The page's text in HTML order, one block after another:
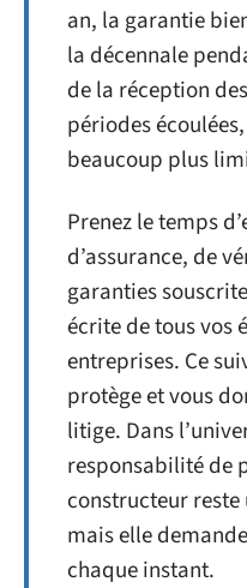
an, la garantie
la décennale
de la réception
périodes
beaucoup plus
Prenez le temps
d’assurance, de
garanties
écrite de tous vos
entreprises. Ce
protège et vous
litige. Dans
responsabilité de
constructeur
mais elle
chaque instant.